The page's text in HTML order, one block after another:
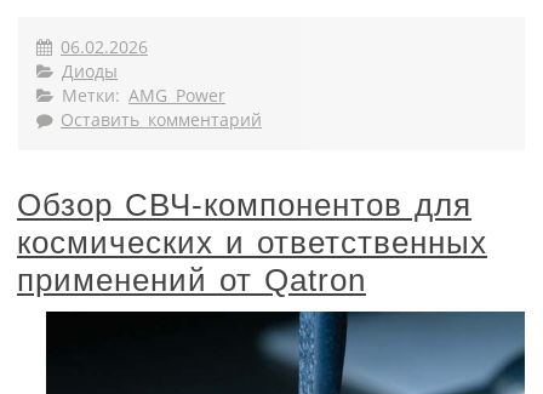
06.02.2026
Диоды
Метки: AMG Power
Оставить комментарий
Обзор СВЧ-компонентов для
космических и ответственных
применений от Qatron